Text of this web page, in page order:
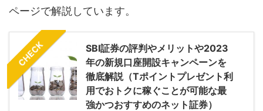
ページで解説しています。
CHECK
SBI証券の評判やメリットや2023
年の新規口座開設キャンペーンを
徹底解説（Tポイントプレゼント利
用でおトクに稼ぐことが可能な最
強かつおすすめのネット証券）